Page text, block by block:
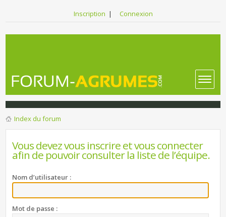
Inscription | Connexion
Index du forum
Vous devez vous inscrire et vous connecter
afin de pouvoir consulter la liste de l’équipe.
Nom d’utilisateur :
Mot de passe :